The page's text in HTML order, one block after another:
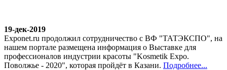
19-дек-2019
Exponet.ru продолжил сотрудничество с ВФ "ТАТЭКСПО", на
нашем портале размещена информация о Выставке для
профессионалов индустрии красоты "Kosmetik Expo.
Поволжье - 2020", которая пройдёт в Казани. Подробнее...